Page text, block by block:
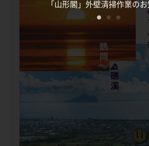
使い捨て製品の提供は致し